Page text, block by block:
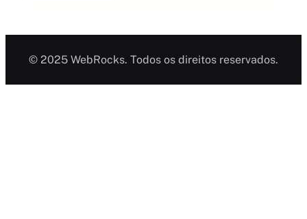
© 2025 WebRocks. Todos os direitos reservados.